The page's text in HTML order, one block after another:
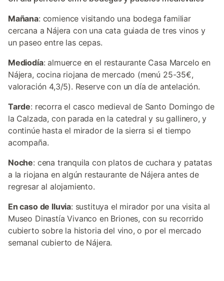
Mañana: comience visitando una bodega familiar
cercana a Nájera con una cata guiada de tres vinos y
un paseo entre las cepas.
Mediodía: almuerce en el restaurante Casa Marcelo en
Nájera, cocina riojana de mercado (menú 25-35€,
valoración 4,3/5). Reserve con un día de antelación.
Tarde: recorra el casco medieval de Santo Domingo de
la Calzada, con parada en la catedral y su gallinero, y
continúe hasta el mirador de la sierra si el tiempo
acompaña.
Noche: cena tranquila con platos de cuchara y patatas
a la riojana en algún restaurante de Nájera antes de
regresar al alojamiento.
En caso de lluvia: sustituya el mirador por una visita al
Museo Dinastía Vivanco en Briones, con su recorrido
cubierto sobre la historia del vino, o por el mercado
semanal cubierto de Nájera.